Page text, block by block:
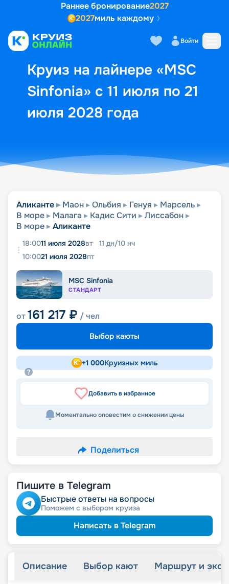
Раннее бронирование2027
2027миль каждому
Войти
Круиз на лайнере «MSC
Sinfonia» с 11 июля по 21
июля 2028 года
Выбор кают Маршрут и
Аликанте Маон Ольбия Генуя
Марсель
В море
Малага Кадис Сити
Лиссабон
В море
Аликанте
18:0011 июля 2028вт 11 дн/10 нч
10:0021 июля 2028пт
MSC Sinfonia
СТАНДАРТ
от161 217 ₽ / чел
Выбор каюты
+1 000Круизных миль
Добавить в избранное
Моментально оповестим о снижении цены
Поделиться
Пишите в Telegram
Быстрые ответы на вопросы
Поможем с выбором круиза
Написать в Telegram
Описание Выбор кают Маршрут и